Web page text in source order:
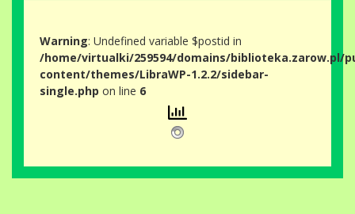
Warning: Undefined variable $postid in
/home/virtualki/259594/domains/biblioteka.zarow.pl/
content/themes/LibraWP-1.2.2/sidebar-
single.php on line 6